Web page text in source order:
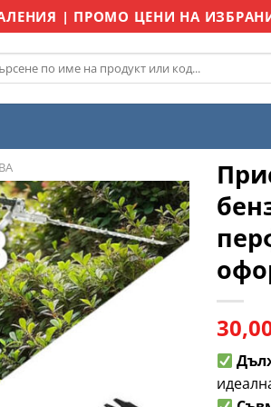
| ПРОМО ЦЕНИ НА
Добави
в
Любими